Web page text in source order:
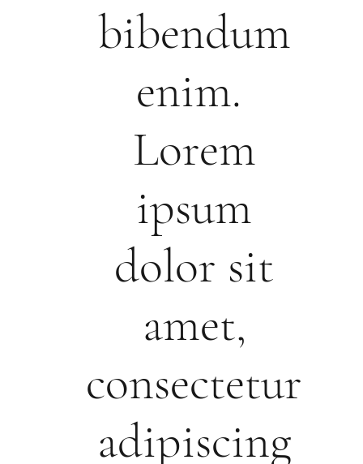
bibendum
enim.
Lorem
ipsum
dolor sit
amet,
consectetur
adipiscing